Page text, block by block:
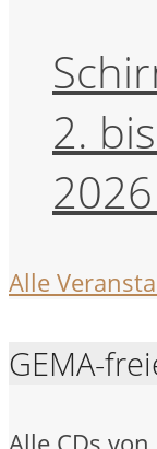
2.
Alle
GEMA-